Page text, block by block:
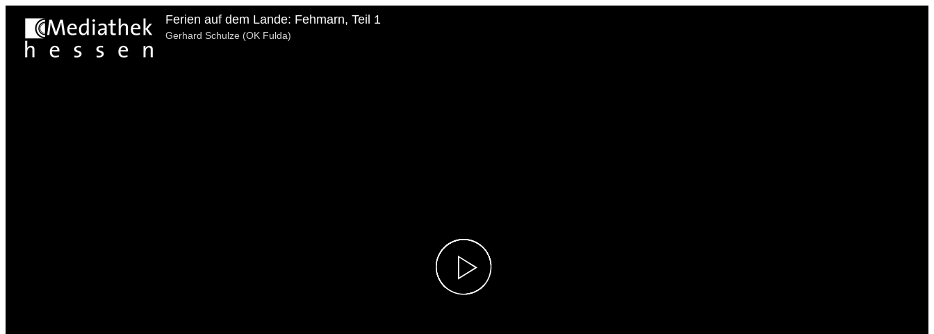
Ferien auf dem Lande: Fehmarn, Teil 1
Gerhard Schulze (OK Fulda)